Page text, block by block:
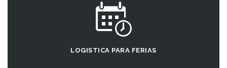
LOGISTICA PARA FERIAS